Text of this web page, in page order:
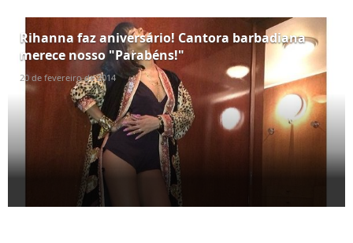
Rihanna faz aniversário! Cantora barbadiana
merece nosso "Parabéns!"
20 de fevereiro de 2014